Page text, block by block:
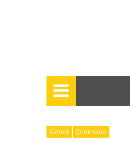
Genel Otomobil